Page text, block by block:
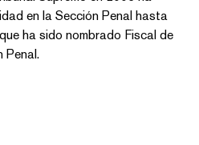
en la Sección Penal hasta
ha sido nombrado Fiscal de
Penal.